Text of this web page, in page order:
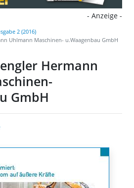
- Anzeige -
2 (2016)
Uhlmann Maschinen- u.Waagenbau GmbH
Hermann
GmbH